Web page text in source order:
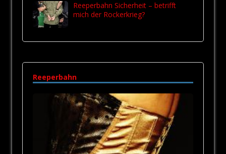
Reeperbahn Sicherheit – betrifft
mich der Rockerkrieg?
Reeperbahn